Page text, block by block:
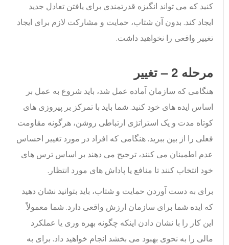
کنید که می تواند انگیزه قدرتمندی برای یافتن تعادل جدید
ایجاد کند. بدون آن شتاب، حمایت و مشارکت لازم برای ایجاد
تغییر واقعی را نخواهید داشت.
مرحله 2 – تغییر
هنگامی که سازمان آماده عمل شد، باید شروع به عمل بر
اساس ایده های خود کنید. شما باید با تمرکز بر پیروزی های
کوتاه مدت و یک استراتژی ارتباطی روشن، هرگونه مقاومت
فعلی را از بین ببرید. هنگامی که افراد در مورد تغییر احساس
عدم اطمینان می کنند، ترجیح می دهند بر اساس ترس های
خود انتخاب کنند تا منافع یا پاداش های مورد انتظار.
برای به دست آوردن حمایت و شتاب، باید بتوانید نشان دهید
که ایده شما برای سازمان ارزش واقعی دارد. شما معمولاً
این کار را با نشان دادن اینکه چگونه بهره وری یا عملکرد
مالی را به نحوی بهبود می بخشد انجام خواهید داد. برای به